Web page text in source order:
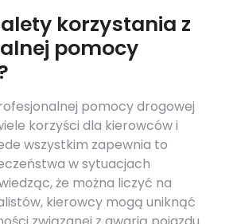
korzystania z
pomocy
pomocy drogowej
korzyści dla kierowców i
wszystkim zapewnia to
w sytuacjach
że można liczyć na
kierowcy mogą uniknąć